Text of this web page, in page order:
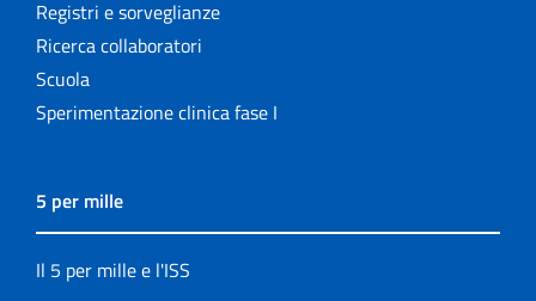
Registri e sorveglianze
Ricerca collaboratori
Scuola
Sperimentazione clinica fase I
5 per mille
Il 5 per mille e l'ISS